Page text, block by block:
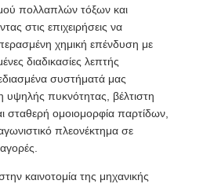
πολλαπλών τόξων και
στις επιχειρήσεις να
χημική επένδυση με
διαδικασίες λεπτής
συστήματά μας
υψηλής πυκνότητας, βέλτιστη
σταθερή ομοιομορφία παρτίδων,
πλεονέκτημα σε
καινοτομία της μηχανικής